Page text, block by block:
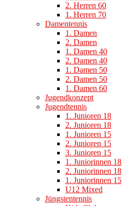
2. Herren 60
1. Herren 70
Damentennis
1. Damen
2. Damen
1. Damen 40
2. Damen 40
1. Damen 50
2. Damen 50
1. Damen 60
Jugendkonzept
Jugendtennis
1. Junioren 18
2. Junioren 18
1. Junioren 15
2. Junioren 15
3. Junioren 15
1. Juniorinnen 18
2. Juniorinnen 18
1. Juniorinnen 15
U12 Mixed
Jüngstentennis